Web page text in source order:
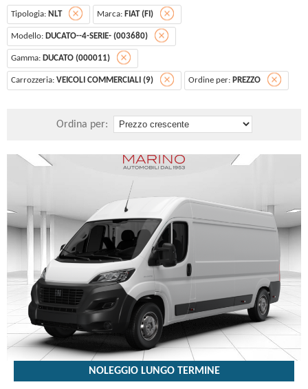
Tipologia: NLT Marca: FIAT (FI)
Modello: DUCATO--4-SERIE- (003680)
Gamma: DUCATO (000011)
Carrozzeria: VEICOLI COMMERCIALI (9) Ordine per: PREZZO
Ordina per:
NOLEGGIO LUNGO TERMINE